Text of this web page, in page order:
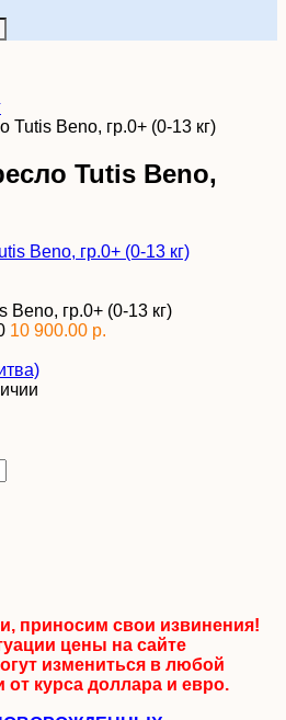
Tutis Beno, гр.0+ (0-13 кг)
Tutis Beno,
Beno, гр.0+ (0-13 кг)
10 900.00 р.
приносим свои извинения!
цены на сайте
измениться в любой
курса доллара и евро.